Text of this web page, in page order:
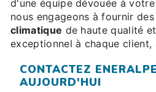
d'une équipe dévouée à
nous engageons à fournir
climatique de haute qualité
exceptionnel à chaque client,
CONTACTEZ
AUJOURD'HUI